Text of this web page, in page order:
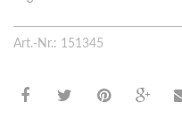
Art.-Nr.: 151345